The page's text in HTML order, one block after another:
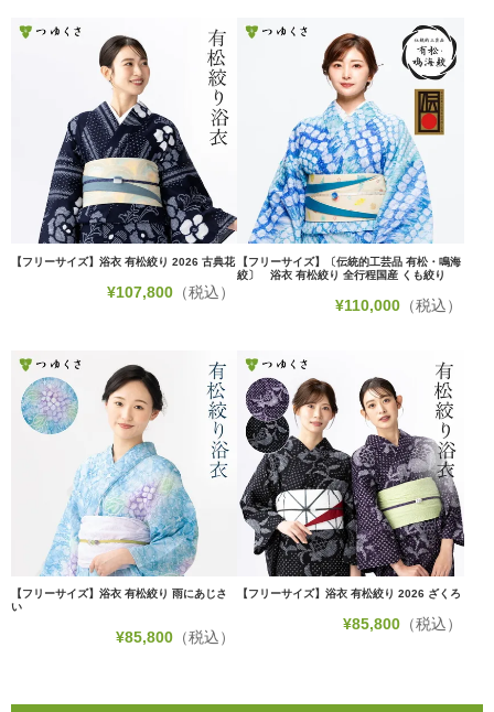
【フリーサイズ】浴衣 有松絞り 2026 古典花
¥107,800 （税込）
【フリーサイズ】〔伝統的工芸品 有松・鳴海
絞〕 浴衣 有松絞り 全行程国産 くも絞り
¥110,000（税込）
【フリーサイズ】浴衣 有松絞り 雨にあじさ
い
¥85,800 （税込）
【フリーサイズ】浴衣 有松絞り 2026 ざくろ
¥85,800（税込）